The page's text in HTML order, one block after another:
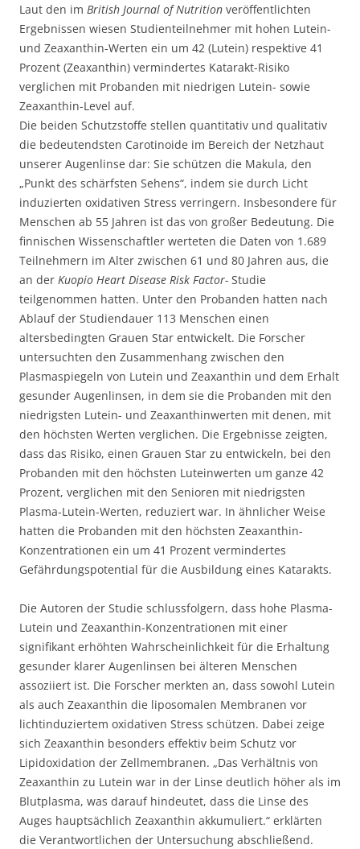
Laut den im British Journal of Nutrition veröffentlichten
Ergebnissen wiesen Studienteilnehmer mit hohen Lutein-
und Zeaxanthin-Werten ein um 42 (Lutein) respektive 41
Prozent (Zeaxanthin) vermindertes Katarakt-Risiko
verglichen mit Probanden mit niedrigen Lutein- sowie
Zeaxanthin-Level auf.
Die beiden Schutzstoffe stellen quantitativ und qualitativ
die bedeutendsten Carotinoide im Bereich der Netzhaut
unserer Augenlinse dar: Sie schützen die Makula, den
„Punkt des schärfsten Sehens“, indem sie durch Licht
induzierten oxidativen Stress verringern. Insbesondere für
Menschen ab 55 Jahren ist das von großer Bedeutung. Die
finnischen Wissenschaftler werteten die Daten von 1.689
Teilnehmern im Alter zwischen 61 und 80 Jahren aus, die
an der Kuopio Heart Disease Risk Factor- Studie
teilgenommen hatten. Unter den Probanden hatten nach
Ablauf der Studiendauer 113 Menschen einen
altersbedingten Grauen Star entwickelt. Die Forscher
untersuchten den Zusammenhang zwischen den
Plasmaspiegeln von Lutein und Zeaxanthin und dem Erhalt
gesunder Augenlinsen, in dem sie die Probanden mit den
niedrigsten Lutein- und Zeaxanthinwerten mit denen, mit
den höchsten Werten verglichen. Die Ergebnisse zeigten,
dass das Risiko, einen Grauen Star zu entwickeln, bei den
Probanden mit den höchsten Luteinwerten um ganze 42
Prozent, verglichen mit den Senioren mit niedrigsten
Plasma-Lutein-Werten, reduziert war. In ähnlicher Weise
hatten die Probanden mit den höchsten Zeaxanthin-
Konzentrationen ein um 41 Prozent vermindertes
Gefährdungspotential für die Ausbildung eines Katarakts.
Die Autoren der Studie schlussfolgern, dass hohe Plasma-
Lutein und Zeaxanthin-Konzentrationen mit einer
signifikant erhöhten Wahrscheinlichkeit für die Erhaltung
gesunder klarer Augenlinsen bei älteren Menschen
assoziiert ist. Die Forscher merkten an, dass sowohl Lutein
als auch Zeaxanthin die liposomalen Membranen vor
lichtinduziertem oxidativen Stress schützen. Dabei zeige
sich Zeaxanthin besonders effektiv beim Schutz vor
Lipidoxidation der Zellmembranen. „Das Verhältnis von
Zeaxanthin zu Lutein war in der Linse deutlich höher als im
Blutplasma, was darauf hindeutet, dass die Linse des
Auges hauptsächlich Zeaxanthin akkumuliert.“ erklärten
die Verantwortlichen der Untersuchung abschließend.